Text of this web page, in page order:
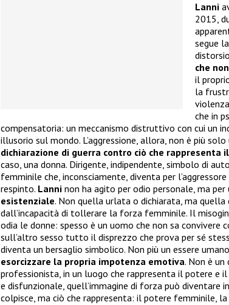
Lanni
2015,
segue
che
il
la
che in
compensatoria: un meccanismo distruttivo con cui un
illusorio sul mondo. L’aggressione, allora, non è più
dichiarazione di guerra contro ciò che rappresenta
caso, una donna. Dirigente, indipendente, simbolo di
femminile che, inconsciamente, diventa per
respinto. Lanni non ha agito per odio personale, ma per
esistenziale. Non quella urlata o dichiarata, ma quella
dall’incapacità di tollerare la forza femminile. Il
odia le donne: spesso è un uomo che non sa
sull’altro sesso tutto il disprezzo che prova per sé
diventa un bersaglio simbolico. Non più un essere
esorcizzare la propria impotenza emotiva. Non è
professionista, in un luogo che rappresenta il potere e
e disfunzionale, quell’immagine di forza può diventare
colpisce, ma ciò che rappresenta: il potere femminile,